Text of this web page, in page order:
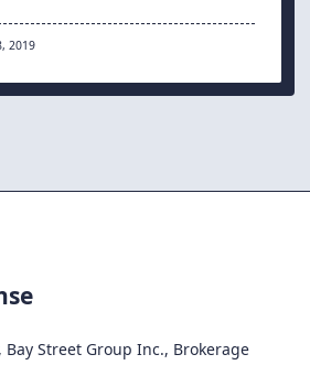
2019
Bay Street Group Inc., Brokerage